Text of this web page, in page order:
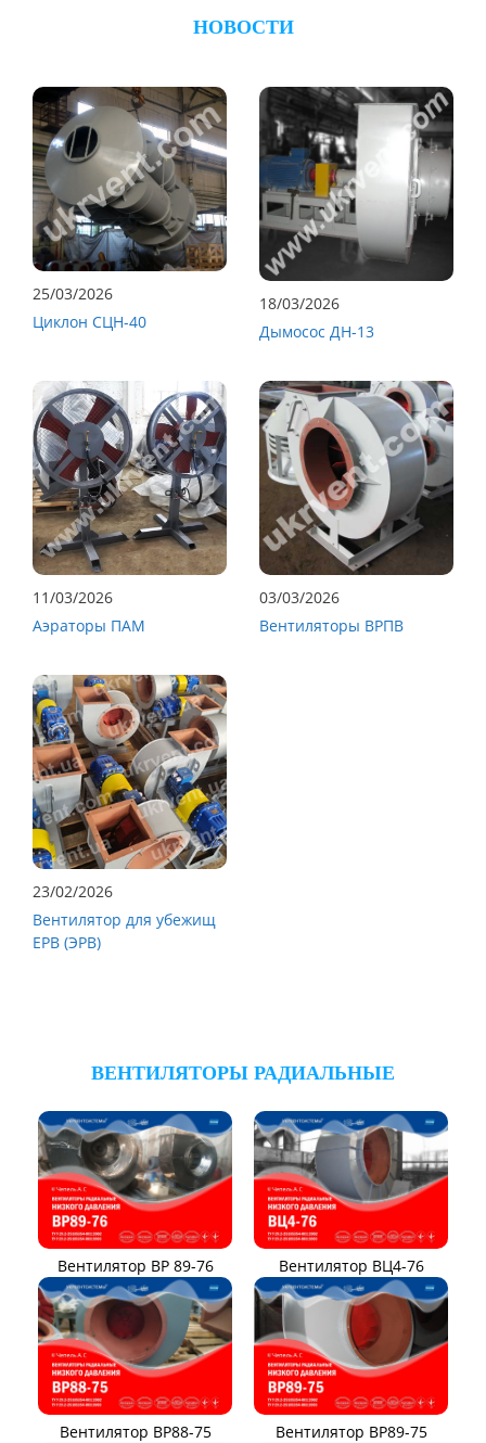
НОВОСТИ
25/03/2026
Циклон СЦН-40
18/03/2026
Дымосос ДН-13
11/03/2026
Аэраторы ПАМ
03/03/2026
Вентиляторы ВРПВ
23/02/2026
Вентилятор для убежищ
ЕРВ (ЭРВ)
ВЕНТИЛЯТОРЫ РАДИАЛЬНЫЕ
Вентилятор ВР 89-76 Вентилятор ВЦ4-76
Вентилятор ВР88-75 Вентилятор ВР89-75